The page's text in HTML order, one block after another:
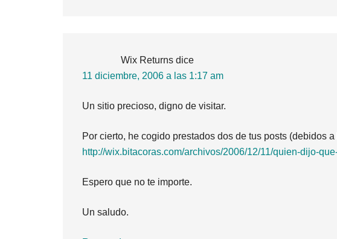
Wix Returns dice
11 diciembre, 2006 a las 1:17 am
Un sitio precioso, digno de visitar.
Por cierto, he cogido prestados dos de tus posts (debidos
http://wix.bitacoras.com/archivos/2006/12/11/quien-dijo-
Espero que no te importe.
Un saludo.